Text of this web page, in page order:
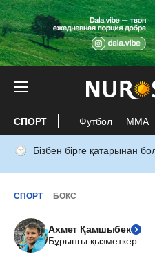
СПОРТ Футбол ММА
Бізбен бірге қатарынан
СПОРТ БОКС
Ахмет Қамшыбек
Бұрынғы қызметкер